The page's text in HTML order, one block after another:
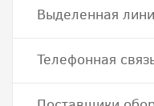
Выделенная
Телефонная